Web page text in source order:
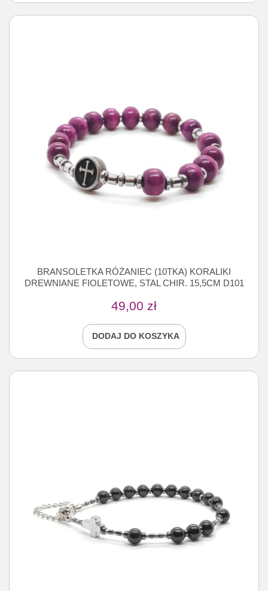
BRANSOLETKA RÓŻANIEC (10TKA) KORALIKI
DREWNIANE FIOLETOWE, STAL CHIR. 15,5CM D101
49,00 zł
DODAJ DO KOSZYKA